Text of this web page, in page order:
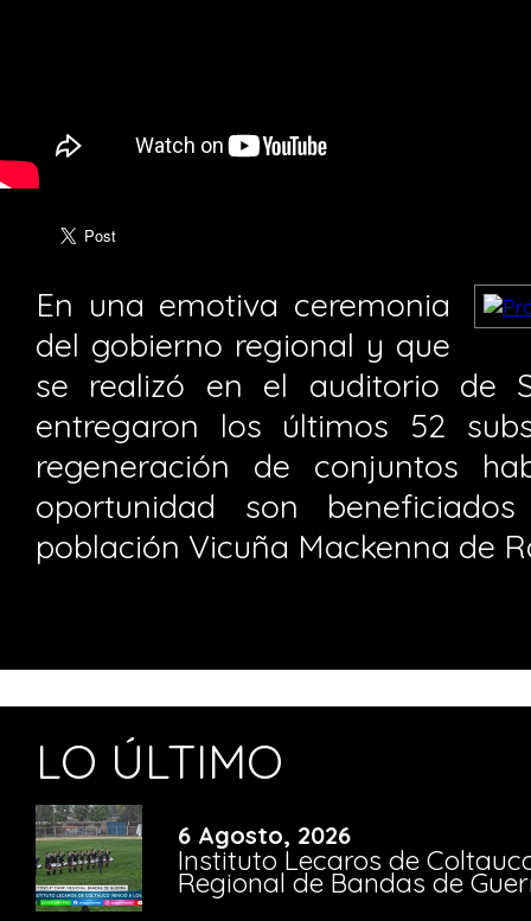
En una emotiva ceremonia
del gobierno regional y que
se realizó en el auditorio de
entregaron los últimos 52
regeneración de conjuntos
oportunidad son
población Vicuña Mackenna de
LO ÚLTIMO
6 Agosto, 2026
Instituto Lecaros de
Regional de Bandas de